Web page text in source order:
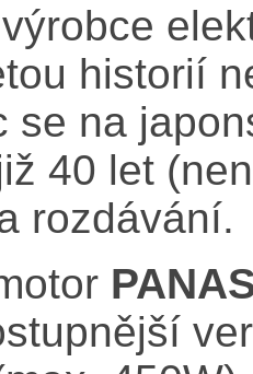
historií
se na
40 let
rozdávání.